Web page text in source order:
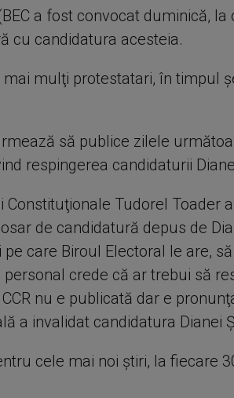
a fost convocat duminică, la
cu candidatura acesteia.
mai mulţi protestatari, în timpul
să publice zilele
respingerea candidaturii
Constituţionale Tudorel Toader
de candidatură depus de
pe care Biroul Electoral le are,
crede că ar trebui să
nu e publicată dar e
a invalidat candidatura Dianei
cele mai noi știri, la fiecare